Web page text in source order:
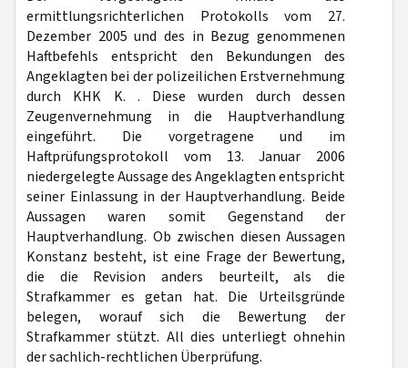
ermittlungsrichterlichen Protokolls vom 27.
Dezember 2005 und des in Bezug genommenen
Haftbefehls entspricht den Bekundungen des
Angeklagten bei der polizeilichen Erstvernehmung
durch KHK K. . Diese wurden durch dessen
Zeugenvernehmung in die Hauptverhandlung
eingeführt. Die vorgetragene und im
Haftprüfungsprotokoll vom 13. Januar 2006
niedergelegte Aussage des Angeklagten entspricht
seiner Einlassung in der Hauptverhandlung. Beide
Aussagen waren somit Gegenstand der
Hauptverhandlung. Ob zwischen diesen Aussagen
Konstanz besteht, ist eine Frage der Bewertung,
die die Revision anders beurteilt, als die
Strafkammer es getan hat. Die Urteilsgründe
belegen, worauf sich die Bewertung der
Strafkammer stützt. All dies unterliegt ohnehin
der sachlich-rechtlichen Überprüfung.